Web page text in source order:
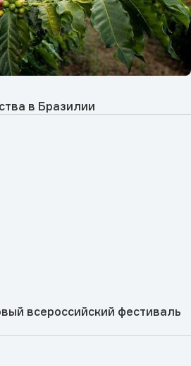
в Бразилии
всероссийский фестиваль